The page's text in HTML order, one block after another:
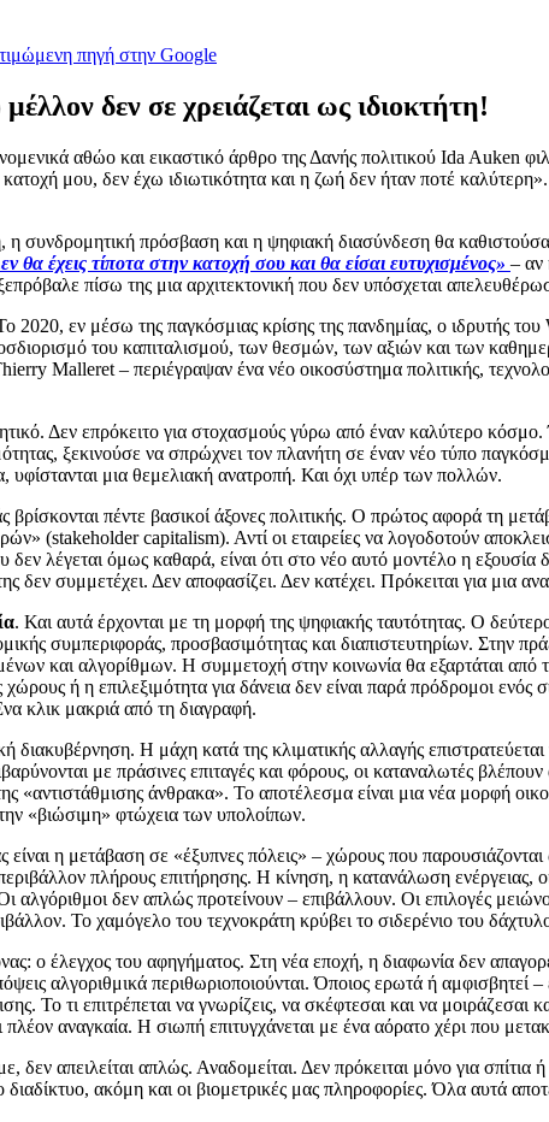
πηγή στην Google
δεν σε χρειάζεται ως ιδιοκτήτη!
αθώο και εικαστικό άρθρο της Δανής πολιτικού Ida Auken
μου, δεν έχω ιδιωτικότητα και η ζωή δεν ήταν ποτέ
συνδρομητική πρόσβαση και η ψηφιακή διασύνδεση θα
θα έχεις τίποτα στην κατοχή σου και θα είσαι ευτυχισμένος» – αν
πίσω της μια αρχιτεκτονική που δεν υπόσχεται
2020, εν μέσω της παγκόσμιας κρίσης της πανδημίας, ο ιδρυτής
του καπιταλισμού, των θεσμών, των αξιών και των
Malleret – περιέγραψαν ένα νέο οικοσύστημα πολιτικής,
Δεν επρόκειτο για στοχασμούς γύρω από έναν καλύτερο
ξεκινούσε να σπρώχνει τον πλανήτη σε έναν νέο τύπο
υφίστανται μια θεμελιακή ανατροπή. Και όχι υπέρ των πολλών.
πέντε βασικοί άξονες πολιτικής. Ο πρώτος αφορά τη
(stakeholder capitalism). Αντί οι εταιρείες να λογοδοτούν
λέγεται όμως καθαρά, είναι ότι στο νέο αυτό μοντέλο η
συμμετέχει. Δεν αποφασίζει. Δεν κατέχει. Πρόκειται για μια
. Και αυτά έρχονται με τη μορφή της ψηφιακής ταυτότητας. Ο
συμπεριφοράς, προσβασιμότητας και διαπιστευτηρίων. Στην
και αλγορίθμων. Η συμμετοχή στην κοινωνία θα εξαρτάται
χώρους ή η επιλεξιμότητα για δάνεια δεν είναι παρά πρόδρομοι
κλικ μακριά από τη διαγραφή.
διακυβέρνηση. Η μάχη κατά της κλιματικής αλλαγής
με πράσινες επιταγές και φόρους, οι καταναλωτές
«αντιστάθμισης άνθρακα». Το αποτέλεσμα είναι μια νέα μορφή
«βιώσιμη» φτώχεια των υπολοίπων.
η μετάβαση σε «έξυπνες πόλεις» – χώρους που
πλήρους επιτήρησης. Η κίνηση, η κατανάλωση
αλγόριθμοι δεν απλώς προτείνουν – επιβάλλουν. Οι επιλογές
Το χαμόγελο του τεχνοκράτη κρύβει το σιδερένιο του
ο έλεγχος του αφηγήματος. Στη νέα εποχή, η διαφωνία δεν
αλγοριθμικά περιθωριοποιούνται. Όποιος ερωτά ή
Το τι επιτρέπεται να γνωρίζεις, να σκέφτεσαι και να
αναγκαία. Η σιωπή επιτυγχάνεται με ένα αόρατο χέρι που
δεν απειλείται απλώς. Αναδομείται. Δεν πρόκειται μόνο για
διαδίκτυο, ακόμη και οι βιομετρικές μας πληροφορίες. Όλα αυτά